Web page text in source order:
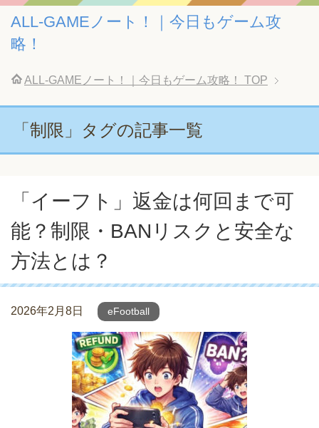
ALL-GAMEノート！｜今日もゲーム攻
略！
ALL-GAMEノート！｜今日もゲーム攻略！ TOP
「制限」タグの記事一覧
「イーフト」返金は何回まで可
能？制限・BANリスクと安全な
方法とは？
2026年2月8日 eFootball